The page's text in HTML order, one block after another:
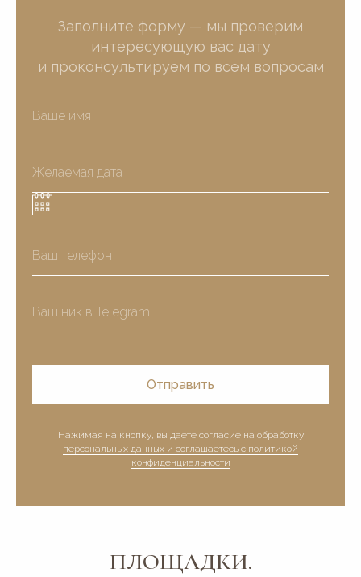
Заполните форму — мы проверим
интересующую вас дату
и проконсультируем по всем вопросам
Отправить
Нажимая на кнопку, вы даете согласие на обработку
персональных данных и соглашаетесь c политикой
конфиденциальности
ПЛОЩАДКИ.